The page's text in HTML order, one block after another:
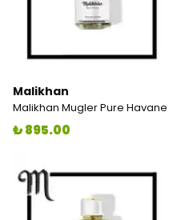
Malikhan
Malikhan Mugler Pure Havane
₺ 895.00